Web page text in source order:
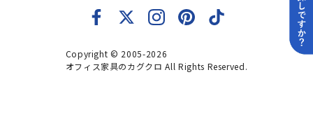
Copyright © 2005-2026
オフィス家具のカグクロ All Rights Reserved.